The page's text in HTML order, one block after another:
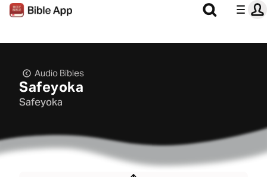
Audio Bibles
Safeyoka
Safeyoka